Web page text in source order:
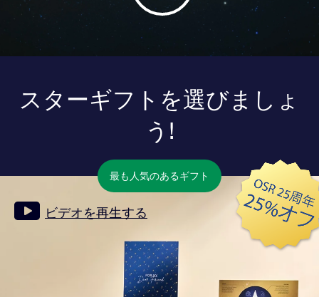
スターギフトを選びましょ
う!
最も人気のあるギフト
ビデオを再生する